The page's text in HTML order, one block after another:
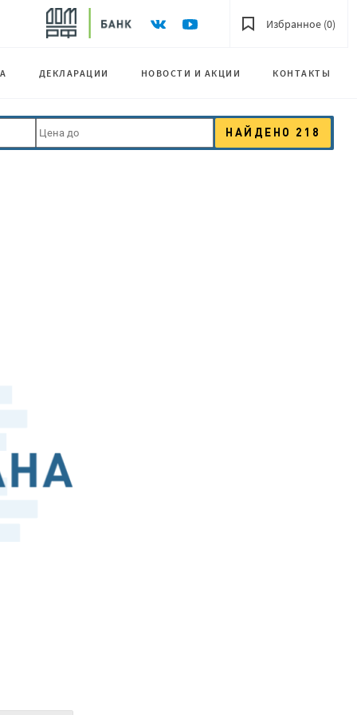
Избранное (0)
ДЕКЛАРАЦИИ НОВОСТИ И АКЦИИ КОНТАКТЫ
НАЙДЕНО 218